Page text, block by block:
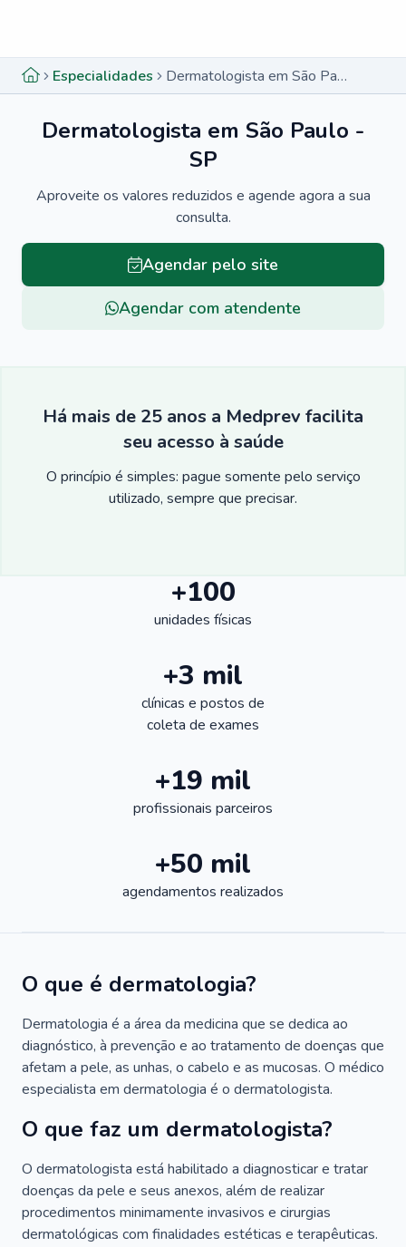
Especialidades Dermatologista em São Paulo - SP
Dermatologista em São Paulo -
SP
Aproveite os valores reduzidos e agende agora a sua
consulta.
Agendar pelo site
Agendar com atendente
Há mais de 25 anos a Medprev facilita
seu acesso à saúde
O princípio é simples: pague somente pelo serviço
utilizado, sempre que precisar.
+100
unidades físicas
+3 mil
clínicas e postos de
coleta de exames
+19 mil
profissionais parceiros
+50 mil
agendamentos realizados
O que é dermatologia?
Dermatologia é a área da medicina que se dedica ao
diagnóstico, à prevenção e ao tratamento de doenças que
afetam a pele, as unhas, o cabelo e as mucosas. O médico
especialista em dermatologia é o dermatologista.
O que faz um dermatologista?
O dermatologista está habilitado a diagnosticar e tratar
doenças da pele e seus anexos, além de realizar
procedimentos minimamente invasivos e cirurgias
dermatológicas com finalidades estéticas e terapêuticas.